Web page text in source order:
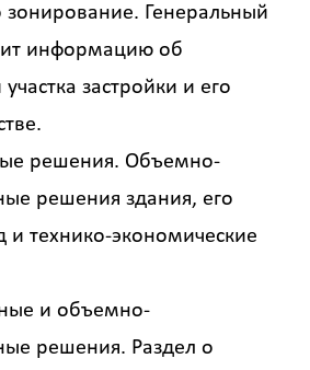
зонирование. Генеральный
информацию об
застройки и его
решения. Объемно-
решения здания, его
технико-экономические
и объемно-
решения. Раздел о